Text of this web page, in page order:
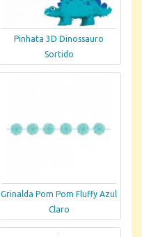
Pinhata 3D Dinossauro
Sortido
Grinalda Pom Pom Fluffy Azul
Claro